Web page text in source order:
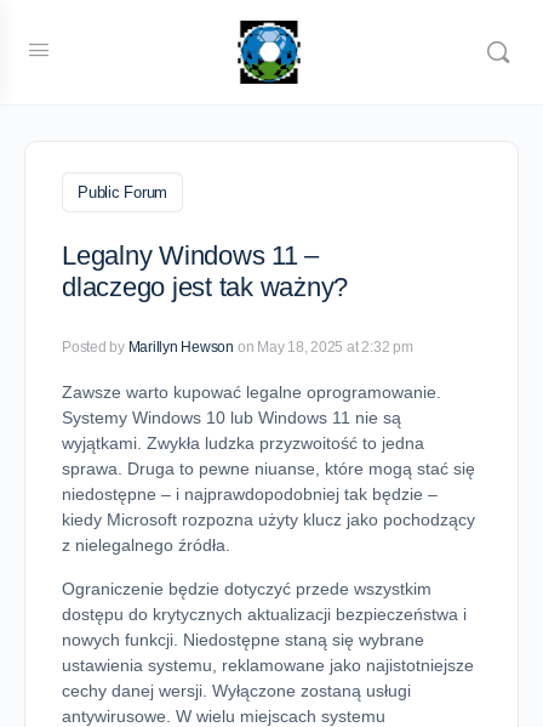
Public Forum
Legalny Windows 11 –
dlaczego jest tak ważny?
Posted by Marillyn Hewson on May 18, 2025 at 2:32 pm
Zawsze warto kupować legalne oprogramowanie.
Systemy Windows 10 lub Windows 11 nie są
wyjątkami. Zwykła ludzka przyzwoitość to jedna
sprawa. Druga to pewne niuanse, które mogą stać się
niedostępne – i najprawdopodobniej tak będzie –
kiedy Microsoft rozpozna użyty klucz jako pochodzący
z nielegalnego źródła.
Ograniczenie będzie dotyczyć przede wszystkim
dostępu do krytycznych aktualizacji bezpieczeństwa i
nowych funkcji. Niedostępne staną się wybrane
ustawienia systemu, reklamowane jako najistotniejsze
cechy danej wersji. Wyłączone zostaną usługi
antywirusowe. W wielu miejscach systemu